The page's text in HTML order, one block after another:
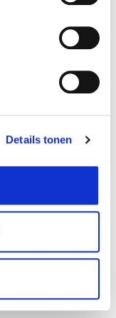
Details tonen
In stock
In stock
In stock